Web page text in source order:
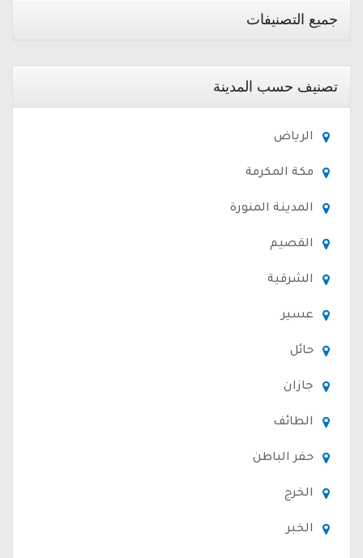
جميع التصنيفات
تصنيف حسب المدينة
الرياض
مكة المكرمة
المدينة المنورة
القصيم
الشرقية
عسير
حائل
جازان
الطائف
حفر الباطن
الخرج
الخبر